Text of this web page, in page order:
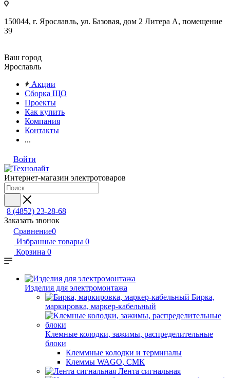
150044, г. Ярославль, ул. Базовая, дом 2 Литера А, помещение
39
Ваш город
Ярославль
Акции
Сборка ЩО
Проекты
Как купить
Компания
Контакты
...
Войти
Интернет-магазин электротоваров
8 (4852) 23-28-68
Заказать звонок
Сравнение0
Избранные товары 0
Корзина 0
Изделия для электромонтажа
Бирка,
маркировка, маркер-кабельный
Клемные колодки, зажимы, распределительные
блоки
Клеммные колодки и терминалы
Клеммы WAGO, СМК
Лента сигнальная